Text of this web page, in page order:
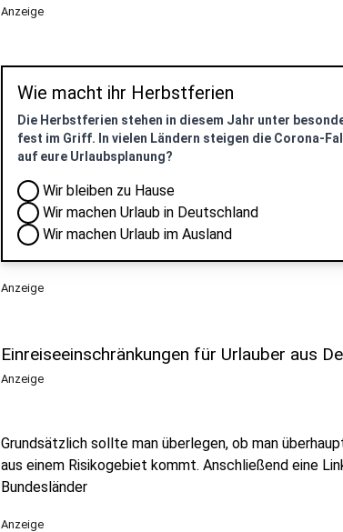
Anzeige
Wie macht ihr Herbstferien
Die Herbstferien stehen in diesem Jahr unter
fest im Griff. In vielen Ländern steigen die Corona-
auf eure Urlaubsplanung?
Wir bleiben zu Hause
Wir machen Urlaub in Deutschland
Wir machen Urlaub im Ausland
Anzeige
Einreiseeinschränkungen für Urlauber aus
Anzeige
Grundsätzlich sollte man überlegen, ob man
aus einem Risikogebiet kommt. Anschließend eine
Bundesländer
Anzeige